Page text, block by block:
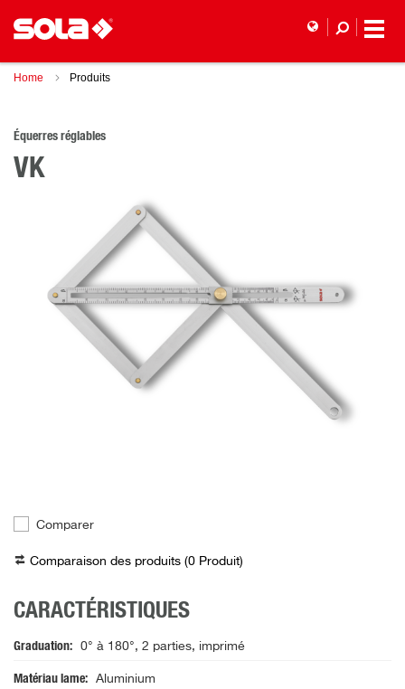
Home Produits
Équerres réglables
VK
Comparer
Comparaison des produits (0 Produit)
CARACTÉRISTIQUES
Graduation 0° à 180°, 2 parties, imprimé
Matériau lame Aluminium